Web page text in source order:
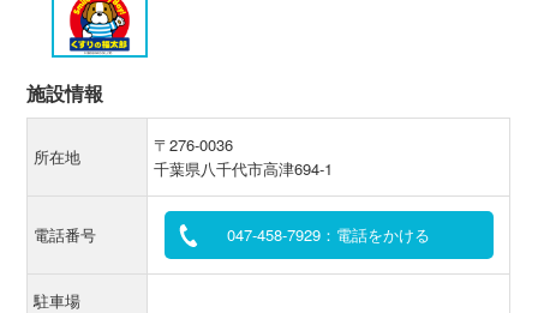
施設情報
所在地
〒276-0036
千葉県八千代市高津694-1
電話番号 047-458-7929：電話をかける
駐車場